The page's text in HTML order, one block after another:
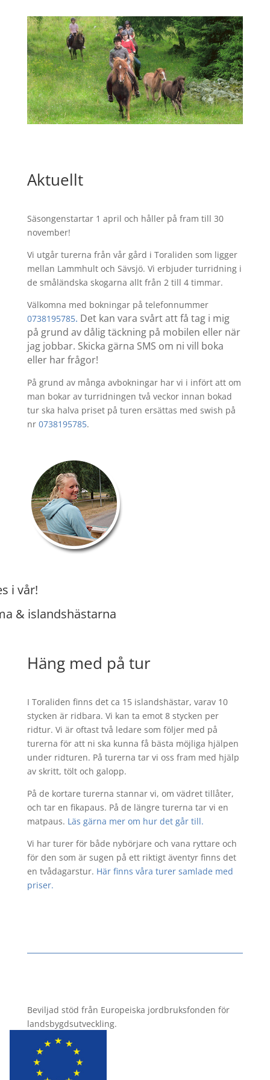
Aktuellt
Säsongenstartar 1 april och håller på fram till 30
november!
Vi utgår turerna från vår gård i Toraliden som ligger
mellan Lammhult och Sävsjö. Vi erbjuder turridning i
de småländska skogarna allt från 2 till 4 timmar.
Välkomna med bokningar på telefonnummer
0738195785. Det kan vara svårt att få tag i mig
på grund av dålig täckning på mobilen eller när
jag jobbar. Skicka gärna SMS om ni vill boka
eller har frågor!
På grund av många avbokningar har vi i infört att om
man bokar av turridningen två veckor innan bokad
tur ska halva priset på turen ersättas med swish på
nr 0738195785.
i vår!
& islandshästarna
Häng med på tur
I Toraliden finns det ca 15 islandshästar, varav 10
stycken är ridbara. Vi kan ta emot 8 stycken per
ridtur. Vi är oftast två ledare som följer med på
turerna för att ni ska kunna få bästa möjliga hjälpen
under ridturen. På turerna tar vi oss fram med hjälp
av skritt, tölt och galopp.
På de kortare turerna stannar vi, om vädret tillåter,
och tar en fikapaus. På de längre turerna tar vi en
matpaus. Läs gärna mer om hur det går till.
Vi har turer för både nybörjare och vana ryttare och
för den som är sugen på ett riktigt äventyr finns det
en tvådagarstur. Här finns våra turer samlade med
priser.
Beviljad stöd från Europeiska jordbruksfonden för
landsbygdsutveckling.